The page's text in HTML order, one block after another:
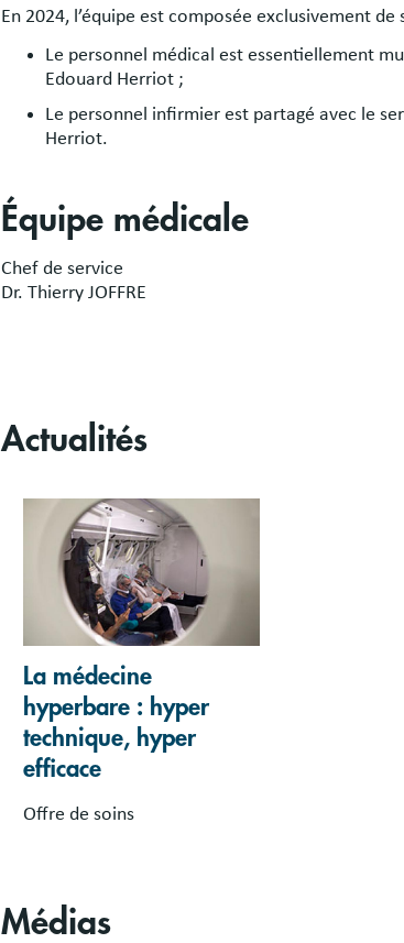
En 2024, l’équipe est composée exclusivement
Le personnel médical est essentiellement
Edouard Herriot ;
Le personnel infirmier est partagé avec le
Herriot.
Équipe médicale
Chef de service
Dr. Thierry JOFFRE
Actualités
La médecine
hyperbare : hyper
technique, hyper
efficace
Offre de soins
Médias